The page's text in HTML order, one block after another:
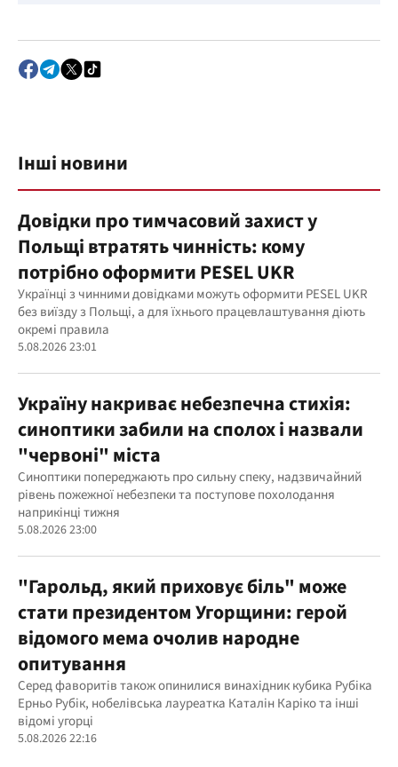
Інші новини
Довідки про тимчасовий захист у
Польщі втратять чинність: кому
потрібно оформити PESEL UKR
Українці з чинними довідками можуть оформити PESEL UKR
без виїзду з Польщі, а для їхнього працевлаштування діють
окремі правила
5.08.2026 23:01
Україну накриває небезпечна стихія:
синоптики забили на сполох і назвали
"червоні" міста
Синоптики попереджають про сильну спеку, надзвичайний
рівень пожежної небезпеки та поступове похолодання
наприкінці тижня
5.08.2026 23:00
"Гарольд, який приховує біль" може
стати президентом Угорщини: герой
відомого мема очолив народне
опитування
Серед фаворитів також опинилися винахідник кубика Рубіка
Ерньо Рубік, нобелівська лауреатка Каталін Каріко та інші
відомі угорці
5.08.2026 22:16